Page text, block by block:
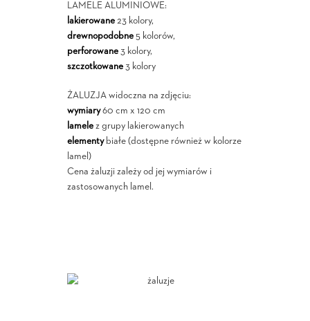
LAMELE ALUMINIOWE:
lakierowane23 kolory,
drewnopodobne5 kolorów,
perforowane3 kolory,
szczotkowane3 kolory
ŻALUZJA widoczna na zdjęciu:
wymiary60 cm x 120 cm
lamelez grupy lakierowanych
elementybiałe (dostępne również w kolorze
lamel)
Cena żaluzji zależy od jej wymiarów i
zastosowanych lamel.